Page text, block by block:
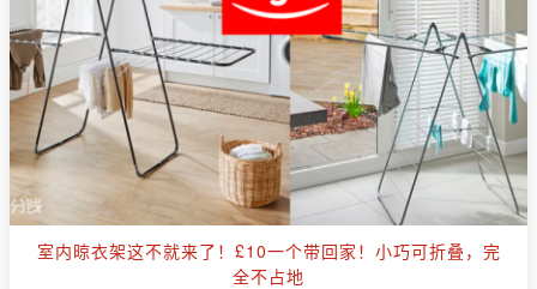
室内晾衣架这不就来了！£10一个带回家！小巧可折叠，完
全不占地